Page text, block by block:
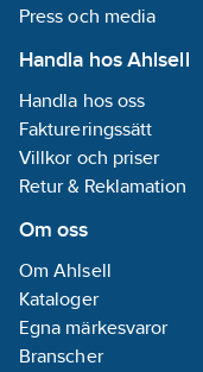
Press och media
Handla hos Ahlsell
Handla hos oss
Faktureringssätt
Villkor och priser
Retur & Reklamation
Om oss
Om Ahlsell
Kataloger
Egna märkesvaror
Branscher